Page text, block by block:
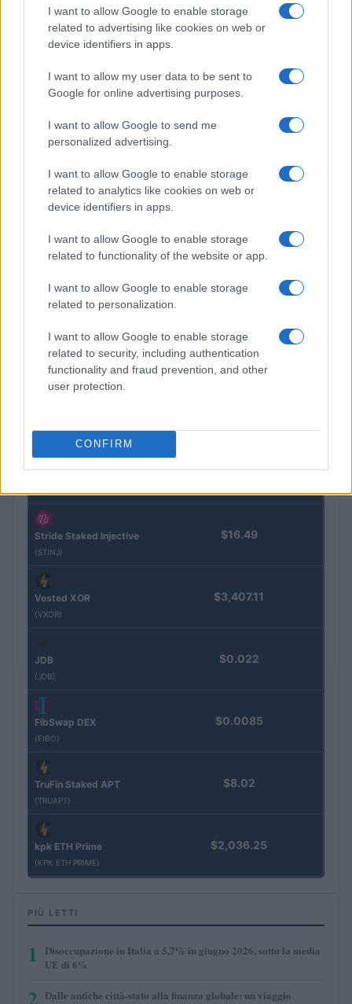
I want to allow Google to enable storage
related to advertising like cookies on web or
device identifiers in apps.
I want to allow my user data to be sent to
Google for online advertising purposes.
I want to allow Google to send me
personalized advertising.
I want to allow Google to enable storage
related to analytics like cookies on web or
device identifiers in apps.
I want to allow Google to enable storage
related to functionality of the website or app.
I want to allow Google to enable storage
related to personalization.
I want to allow Google to enable storage
related to security, including authentication
functionality and fraud prevention, and other
user protection.
CONFIRM
Gender Pay Gap: le lavoratrici americane guadagnano 81
centesimi per ogni dollaro maschile
Nome
Eureka Bridged PAX
$4,187.30
BTC
(KBTC)
Epoch Island $0.032
Stride Staked Injective
(STINJ)
$16.49
Vested XOR
(VXOR)
$3,407.11
JDB
(JDB)
$0.022
FibSwap DEX
(FIBO)
$0.0085
TruFin Staked APT
(TRUAPT)
$8.02
kpk ETH Prime
(KPK ETH PRIME)
$2,036.25
PIÙ LETTI
1
Disoccupazione in Italia a 5,7% in giugno 2026, sotto la media
UE di 6%
Dalle antiche città-stato alla finanza globale: un viaggio